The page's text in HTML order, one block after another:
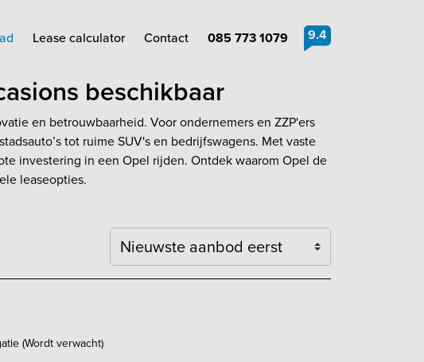
9.4
Lease calculator Contact 085 773 1079
beschikbaar
en betrouwbaarheid. Voor ondernemers en ZZP'ers
tot ruime SUV's en bedrijfswagens. Met vaste
investering in een Opel rijden. Ontdek waarom Opel de
leaseopties.
Sortering
(Wordt verwacht)